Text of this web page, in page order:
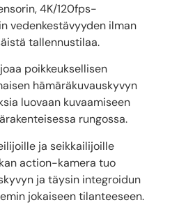
4K/120fps-
vedenkestävyyden ilman
tallennustilaa.
poikkeuksellisen
hämäräkuvauskyvyn
luovaan kuvaamiseen
rungossa.
ja seikkailijoille
action-kamera tuo
ja täysin integroidun
jokaiseen tilanteeseen.